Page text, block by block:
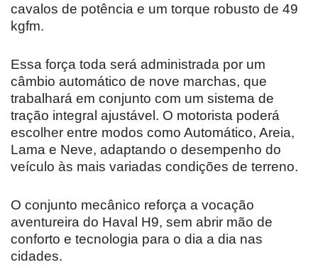
cavalos de potência e um torque robusto de 49
kgfm.
Essa força toda será administrada por um
câmbio automático de nove marchas, que
trabalhará em conjunto com um sistema de
tração integral ajustável. O motorista poderá
escolher entre modos como Automático, Areia,
Lama e Neve, adaptando o desempenho do
veículo às mais variadas condições de terreno.
O conjunto mecânico reforça a vocação
aventureira do Haval H9, sem abrir mão de
conforto e tecnologia para o dia a dia nas
cidades.